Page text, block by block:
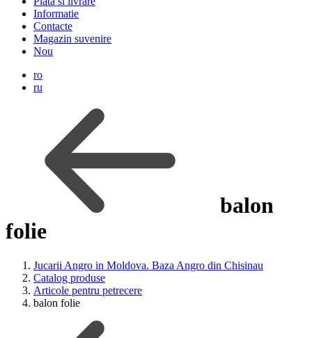
Informatie
Contacte
Magazin suvenire
Nou
ro
ru
balon
folie
Jucarii Angro in Moldova. Baza Angro din Chisinau
Catalog produse
Articole pentru petrecere
balon folie